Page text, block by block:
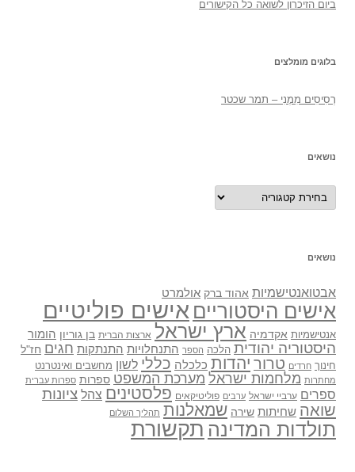
ביום הזיכרון לשואה כל הקישורים
בלוגים מומלצים
רְסִיסִים מִמֶנִי – תמר שכטר
נושאים
נושאים
נושאים
אבטואנטישמיות אהוד ברק אולמרט
אישים היסטוריים אישים פוליטיים
אנטישמיות אקדמיה ארץ ישראל ארצות הברית בן גוריון הומור
היסטוריה יהודית הלכה הספר התנחלויות התנתקות חגים חז"ל
חינוך חרדים טרור יהדות כלכלה כללי לשון מחשבים ואינטרנט
מחתרות מלחמות ישראל מערכת המשפט ספרות ספרות עברית
ספרים ערביי ישראל ערבים פוליטיקאים פלסטינים צהל ציונות
שואה שחיתות שירה שמאלנות תהליך השלום
תולדות המדינה תקשורת